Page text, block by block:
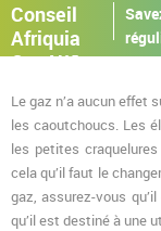
Conseil
Afriquia
Gaz N°1
Le gaz n’a aucun effet
les caoutchoucs. Les
les petites
cela qu’il faut le
gaz, assurez-vous
qu’il est destiné à une